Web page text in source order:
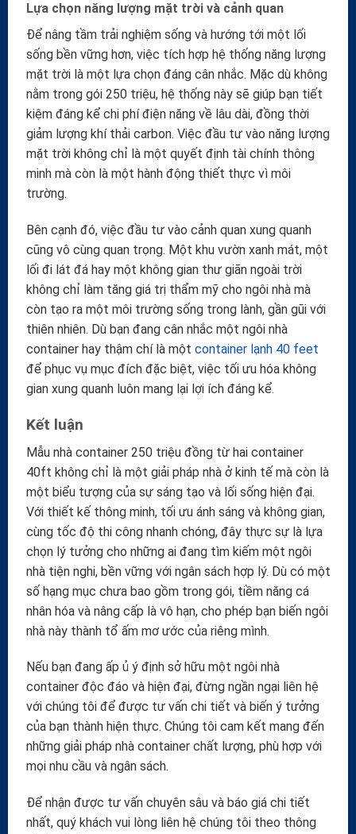
Lựa chọn năng lượng mặt trời và cảnh quan
Để nâng tầm trải nghiệm sống và hướng tới một lối
sống bền vững hơn, việc tích hợp hệ thống năng lượng
mặt trời là một lựa chọn đáng cân nhắc. Mặc dù không
nằm trong gói 250 triệu, hệ thống này sẽ giúp bạn tiết
kiệm đáng kể chi phí điện năng về lâu dài, đồng thời
giảm lượng khí thải carbon. Việc đầu tư vào năng lượng
mặt trời không chỉ là một quyết định tài chính thông
minh mà còn là một hành động thiết thực vì môi
trường.
Bên cạnh đó, việc đầu tư vào cảnh quan xung quanh
cũng vô cùng quan trọng. Một khu vườn xanh mát, một
lối đi lát đá hay một không gian thư giãn ngoài trời
không chỉ làm tăng giá trị thẩm mỹ cho ngôi nhà mà
còn tạo ra một môi trường sống trong lành, gần gũi với
thiên nhiên. Dù bạn đang cân nhắc một ngôi nhà
container hay thậm chí là một container lạnh 40 feet
để phục vụ mục đích đặc biệt, việc tối ưu hóa không
gian xung quanh luôn mang lại lợi ích đáng kể.
Kết luận
Mẫu nhà container 250 triệu đồng từ hai container
40ft không chỉ là một giải pháp nhà ở kinh tế mà còn là
một biểu tượng của sự sáng tạo và lối sống hiện đại.
Với thiết kế thông minh, tối ưu ánh sáng và không gian,
cùng tốc độ thi công nhanh chóng, đây thực sự là lựa
chọn lý tưởng cho những ai đang tìm kiếm một ngôi
nhà tiện nghi, bền vững với ngân sách hợp lý. Dù có một
số hạng mục chưa bao gồm trong gói, tiềm năng cá
nhân hóa và nâng cấp là vô hạn, cho phép bạn biến ngôi
nhà này thành tổ ấm mơ ước của riêng mình.
Nếu bạn đang ấp ủ ý định sở hữu một ngôi nhà
container độc đáo và hiện đại, đừng ngần ngại liên hệ
với chúng tôi để được tư vấn chi tiết và biến ý tưởng
của bạn thành hiện thực. Chúng tôi cam kết mang đến
những giải pháp nhà container chất lượng, phù hợp với
mọi nhu cầu và ngân sách.
Để nhận được tư vấn chuyên sâu và báo giá chi tiết
nhất, quý khách vui lòng liên hệ chúng tôi theo thông